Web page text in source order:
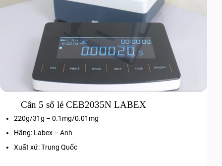
Cân 5 số lẻ CEB2035N LABEX
220g/31g – 0.1mg/0.01mg
Hãng: Labex – Anh
Xuất xứ: Trung Quốc